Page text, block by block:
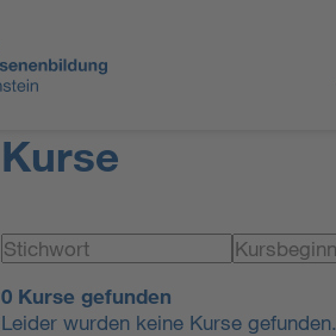
Kurse
0 Kurse gefunden
Leider wurden keine Kurse gefunden.